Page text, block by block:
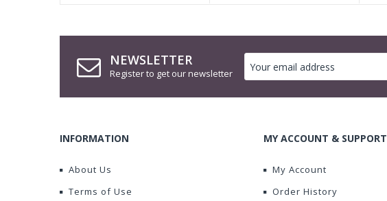
NEWSLETTER
Register to get our newsletter
INFORMATION
About Us
Terms of Use
MY ACCOUNT & SUPPORT
My Account
Order History